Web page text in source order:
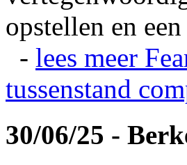
opstellen en
- lees meer
tussenstand
30/06/25 -